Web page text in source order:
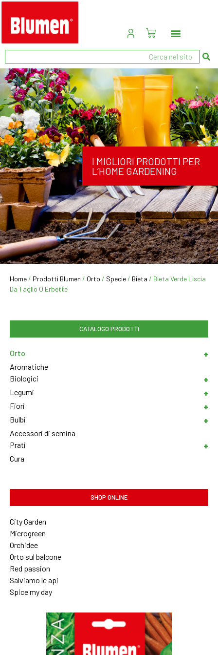
I MIGLIORI PRODOTTI PER
L’HOME GARDENING
Home / Prodotti Blumen / Orto / Specie / Bieta / Bieta Verde Liscia
Da Taglio O Erbette
CATALOGO PRODOTTI
Orto
Aromatiche
Biologici
Legumi
Fiori
Bulbi
Accessori di semina
Prati
Cura
SHOP ONLINE
City Garden
Microgreen
Orchidee
Orto sul balcone
Red passion
Salviamo le api
Spice my day